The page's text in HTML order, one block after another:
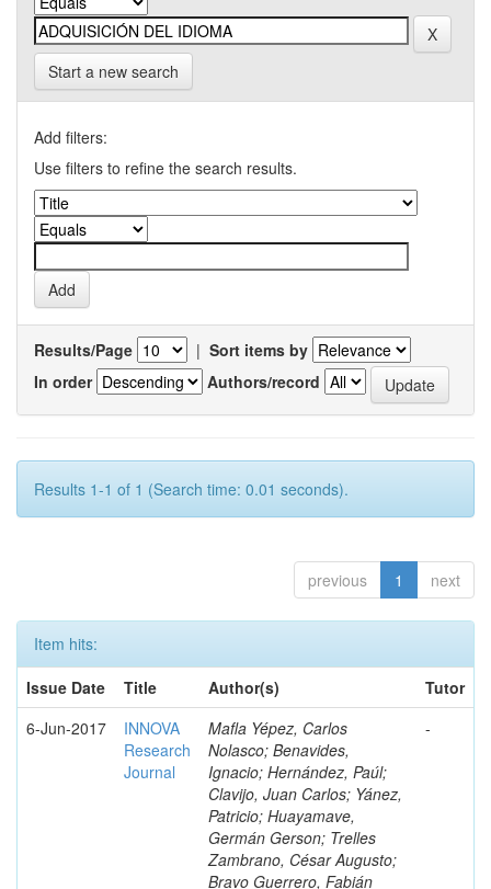
Start a new search
Add filters:
Use filters to refine the search results.
Results/Page | Sort items by
In order
Authors/record
Results 1-1 of 1 (Search time: 0.01 seconds).
previous 1 next
Item hits:
Issue Date
Title Author(s)
Tutor
6-Jun-2017
INNOVA
Research
Journal
Mafla Yépez, Carlos
Nolasco; Benavides,
Ignacio; Hernández, Paúl;
Clavijo, Juan Carlos; Yánez,
Patricio; Huayamave,
Germán Gerson; Trelles
Zambrano, César Augusto;
Bravo Guerrero, Fabián
-